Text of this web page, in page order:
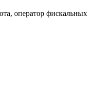
оператор фискальных